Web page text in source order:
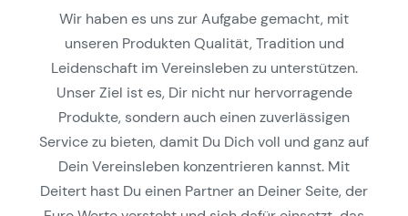
Wir haben es uns zur Aufgabe gemacht, mit
unseren Produkten Qualität, Tradition und
Leidenschaft im Vereinsleben zu unterstützen.
Unser Ziel ist es, Dir nicht nur hervorragende
Produkte, sondern auch einen zuverlässigen
Service zu bieten, damit Du Dich voll und ganz auf
Dein Vereinsleben konzentrieren kannst. Mit
Deitert hast Du einen Partner an Deiner Seite, der